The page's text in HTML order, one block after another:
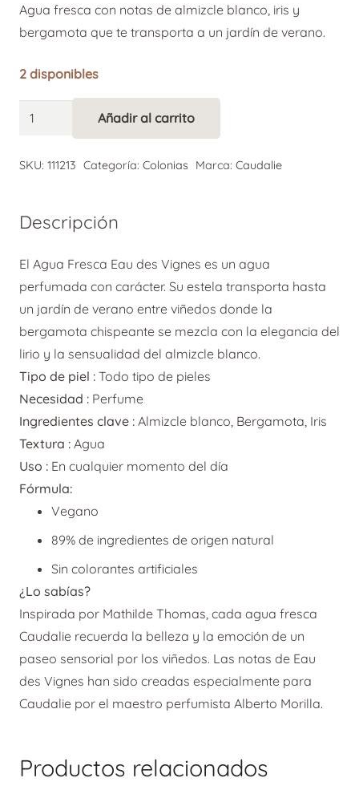
original
era:
22,00 €.
actual
es:
Agua fresca con notas de almizcle blanco, iris y
bergamota que te transporta a un jardín de verano.
2 disponibles
Caudalie
Vignes
cantidad
Añadir al carrito
SKU: 111213 Categoría: Colonias Marca: Caudalie
Descripción
El Agua Fresca Eau des Vignes es un agua
perfumada con carácter. Su estela transporta hasta
un jardín de verano entre viñedos donde la
bergamota chispeante se mezcla con la elegancia del
lirio y la sensualidad del almizcle blanco.
Tipo de piel : Todo tipo de pieles
Necesidad : Perfume
Ingredientes clave : Almizcle blanco, Bergamota, Iris
Textura : Agua
Uso : En cualquier momento del día
Fórmula:
Vegano
89% de ingredientes de origen natural
Sin colorantes artificiales
¿Lo sabías?
Inspirada por Mathilde Thomas, cada agua fresca
Caudalie recuerda la belleza y la emoción de un
paseo sensorial por los viñedos. Las notas de Eau
des Vignes han sido creadas especialmente para
Caudalie por el maestro perfumista Alberto Morilla.
Productos relacionados